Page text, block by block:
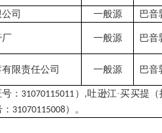
司 一般源 巴音
厂 一般源 巴音
限责任公司 一般源 巴音
： 31070115011 ） ,吐逊江·买买提（
31070115008）。